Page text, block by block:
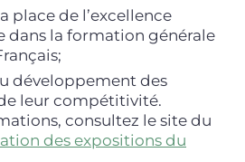
place de l’excellence
dans la formation générale
développement des
leur compétitivité.
consultez le site du
des expositions du